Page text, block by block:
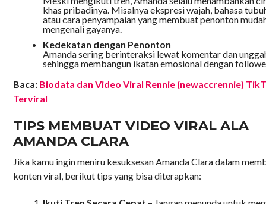
khas pribadinya. Misalnya ekspresi wajah, bahasa
atau cara penyampaian yang membuat penonton
mengenali gayanya.
Kedekatan dengan Penonton
Amanda sering berinteraksi lewat komentar dan
sehingga membangun ikatan emosional dengan
Baca: Biodata dan Video Viral Rennie (newaccrennie)
Terviral
TIPS MEMBUAT VIDEO VIRAL ALA
AMANDA CLARA
Jika kamu ingin meniru kesuksesan Amanda Clara dalam
konten viral, berikut tips yang bisa diterapkan: